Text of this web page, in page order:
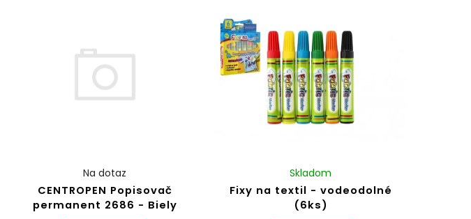
CENTROPEN Popisovač
permanent 2686 - Biely
Na dotaz
Fixy na textil - vodeodolné
(6ks)
Skladom